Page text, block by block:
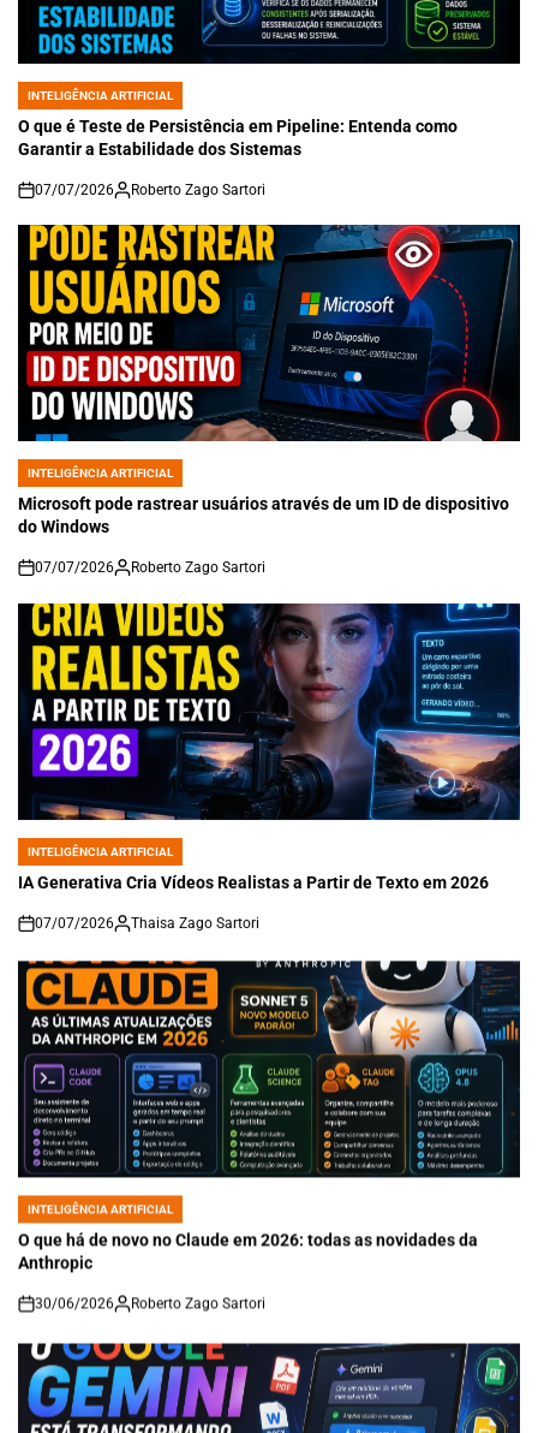
POSTED
IN
INTELIGÊNCIA ARTIFICIAL
O que é Teste de Persistência em Pipeline: Entenda como
Garantir a Estabilidade dos Sistemas
on
07/07/2026 Roberto Zago Sartori
POSTED
IN
INTELIGÊNCIA ARTIFICIAL
Microsoft pode rastrear usuários através de um ID de dispositivo
do Windows
on
07/07/2026 Roberto Zago Sartori
POSTED
IN
INTELIGÊNCIA ARTIFICIAL
IA Generativa Cria Vídeos Realistas a Partir de Texto em 2026
on
07/07/2026 Thaisa Zago Sartori
POSTED
INTELIGÊNCIA ARTIFICIAL
O que há de novo no Claude em 2026: todas as novidades da
Anthropic
on
30/06/2026 Roberto Zago Sartori